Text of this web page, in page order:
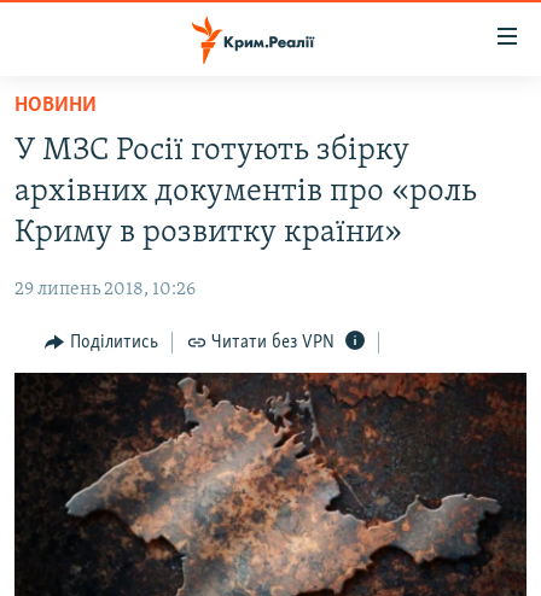
Перейти
основного
матеріалу
Перейти
до
основної
Перейти
до
пошуку
ВІДЕО ТА ФОТО
БЛОГИ
ПОГЛЯД
ІНТЕРВ'Ю
ВСЕ ЗА ДЕНЬ
СПЕЦПРОЕКТИ
ДЕПОРТАЦІЯ
ВІДЕОУРОКИ «ELIFBE»
ЯК ОБІЙТИ БЛОКУВАННЯ
Русский
НОВИНИ
У МЗС Росії готують збірку
архівних документів про «роль
Криму в розвитку країни»
29 липень 2018, 10:26
Поділитись Читати без VPN